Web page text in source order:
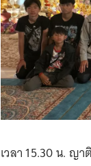
เวลา 15.30 น. ญ